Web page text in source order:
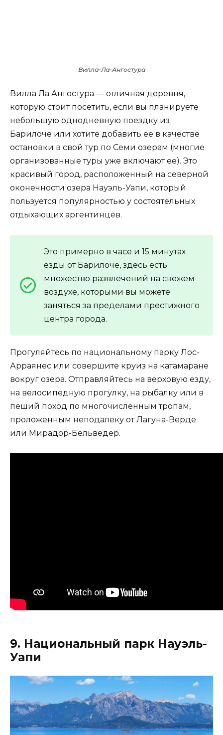
Вилла-Ла-Ангостура
Вилла Ла Ангостура — отличная деревня,
которую стоит посетить, если вы планируете
небольшую однодневную поездку из
Барилоче или хотите добавить ее в качестве
остановки в свой тур по Семи озерам (многие
организованные туры уже включают ее). Это
красивый город, расположенный на северной
оконечности озера Науэль-Уапи, который
пользуется популярностью у состоятельных
отдыхающих аргентинцев.
Это примерно в часе и 15 минутах
езды от Барилоче, здесь есть
множество развлечений на свежем
воздухе, которыми вы можете
заняться за пределами престижного
центра города.
Прогуляйтесь по национальному парку Лос-
Арраянес или совершите круиз на катамаране
вокруг озера. Отправляйтесь на верховую езду,
на велосипедную прогулку, на рыбалку или в
пеший поход по многочисленным тропам,
проложенным неподалеку от Лагуна-Верде
или Мирадор-Бельведер.
9. Национальный парк Науэль-
Уапи